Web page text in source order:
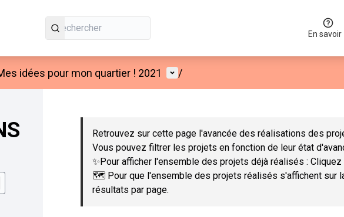
En savoir
idées pour mon quartier ! 2021 Menu utilisateur
/
Passer la carte
Retrouvez sur cette page l'avancée des réalisations des
Vous pouvez filtrer les projets en fonction de leur état
✨Pour afficher l'ensemble des projets déjà réalisés :
🗺️ Pour que l'ensemble des projets réalisés s'affichent sur
résultats par page.